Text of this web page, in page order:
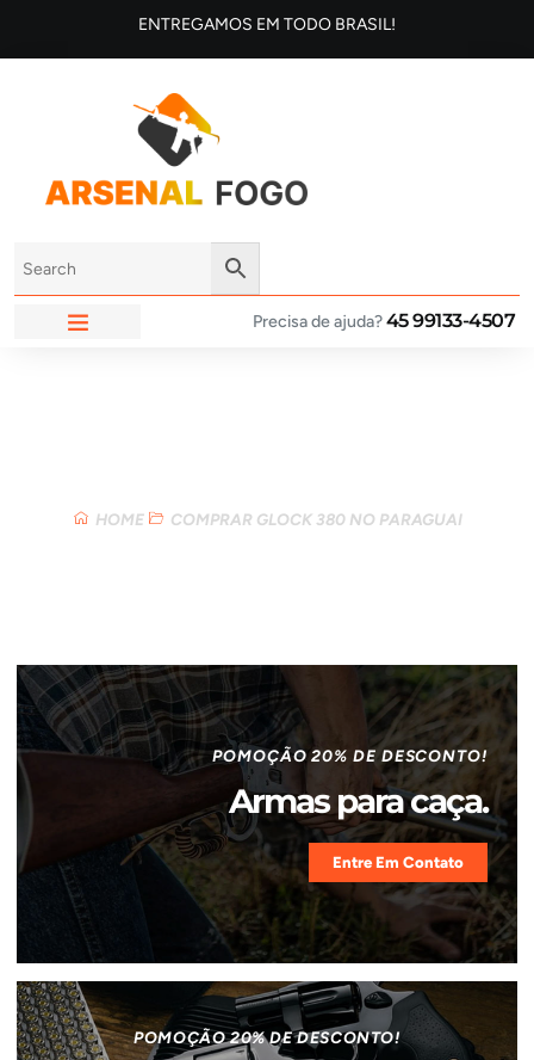
ENTREGAMOS EM TODO BRASIL!
Precisa de ajuda?45 99133-4507
HOME COMPRAR GLOCK 380 NO PARAGUAI
POMOÇÃO 20% DE DESCONTO!
Armas para caça.
Entre Em Contato
POMOÇÃO 20% DE DESCONTO!